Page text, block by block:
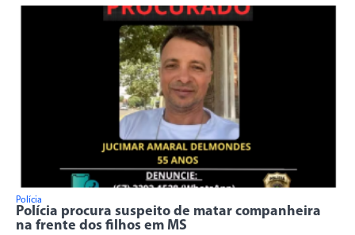
Polícia
Polícia procura suspeito de matar companheira
na frente dos filhos em MS